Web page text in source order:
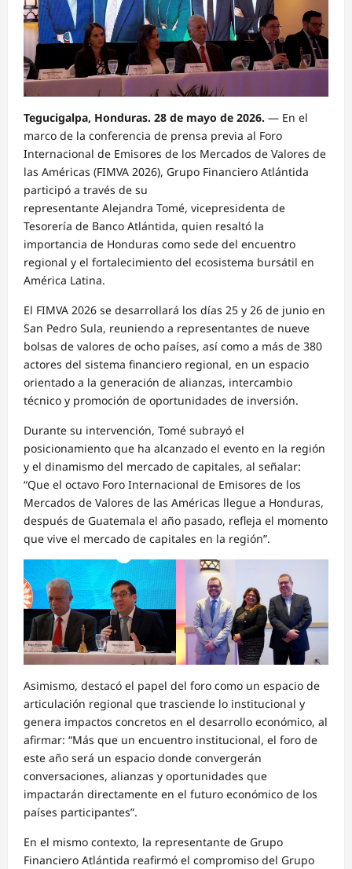
Tegucigalpa, Honduras. 28 de mayo de 2026. — En el
marco de la conferencia de prensa previa al Foro
Internacional de Emisores de los Mercados de Valores de
las Américas (FIMVA 2026), Grupo Financiero Atlántida
participó a través de su
representante Alejandra Tomé, vicepresidenta de
Tesorería de Banco Atlántida, quien resaltó la
importancia de Honduras como sede del encuentro
regional y el fortalecimiento del ecosistema bursátil en
América Latina.
El FIMVA 2026 se desarrollará los días 25 y 26 de junio en
San Pedro Sula, reuniendo a representantes de nueve
bolsas de valores de ocho países, así como a más de 380
actores del sistema financiero regional, en un espacio
orientado a la generación de alianzas, intercambio
técnico y promoción de oportunidades de inversión.
Durante su intervención, Tomé subrayó el
posicionamiento que ha alcanzado el evento en la región
y el dinamismo del mercado de capitales, al señalar:
“Que el octavo Foro Internacional de Emisores de los
Mercados de Valores de las Américas llegue a Honduras,
después de Guatemala el año pasado, refleja el momento
que vive el mercado de capitales en la región”.
Asimismo, destacó el papel del foro como un espacio de
articulación regional que trasciende lo institucional y
genera impactos concretos en el desarrollo económico, al
afirmar: “Más que un encuentro institucional, el foro de
este año será un espacio donde convergerán
conversaciones, alianzas y oportunidades que
impactarán directamente en el futuro económico de los
países participantes”.
En el mismo contexto, la representante de Grupo
Financiero Atlántida reafirmó el compromiso del Grupo